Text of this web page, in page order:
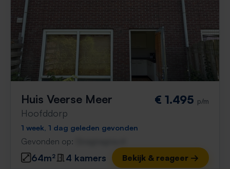
Huis Veerse Meer
Hoofddorp
€ 1.495 p/m
1 week, 1 dag geleden gevonden
Gevonden op:
64m² 4 kamers Bekijk & reageer →